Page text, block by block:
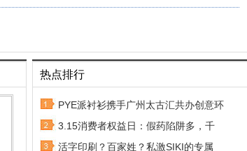
热点排行
PYE派衬衫携手广州太古汇共办创意环
3.15消费者权益日：假药陷阱多，千
活字印刷？百家姓？私激SIKI的专属